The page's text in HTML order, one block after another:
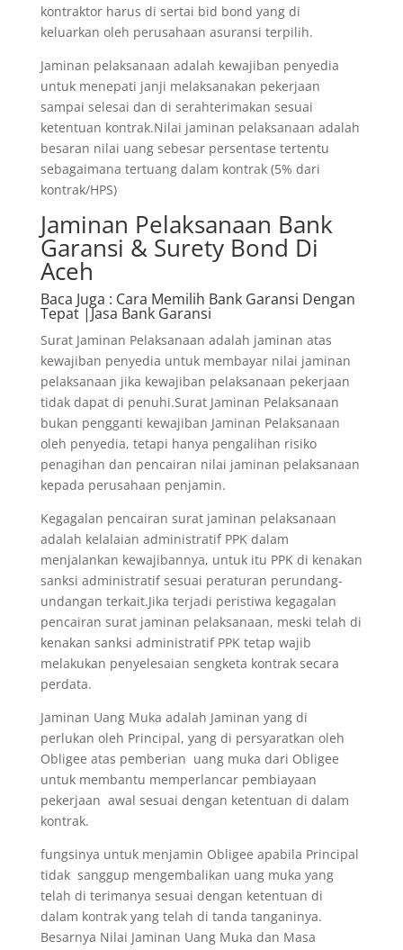
kontraktor harus di sertai bid bond yang di
keluarkan oleh perusahaan asuransi terpilih.
Jaminan pelaksanaan adalah kewajiban penyedia
untuk menepati janji melaksanakan pekerjaan
sampai selesai dan di serahterimakan sesuai
ketentuan kontrak.Nilai jaminan pelaksanaan adalah
besaran nilai uang sebesar persentase tertentu
sebagaimana tertuang dalam kontrak (5% dari
kontrak/HPS)
Jaminan Pelaksanaan Bank
Garansi & Surety Bond Di
Aceh
Baca Juga : Cara Memilih Bank Garansi Dengan
Tepat |Jasa Bank Garansi
Surat Jaminan Pelaksanaan adalah jaminan atas
kewajiban penyedia untuk membayar nilai jaminan
pelaksanaan jika kewajiban pelaksanaan pekerjaan
tidak dapat di penuhi.Surat Jaminan Pelaksanaan
bukan pengganti kewajiban Jaminan Pelaksanaan
oleh penyedia, tetapi hanya pengalihan risiko
penagihan dan pencairan nilai jaminan pelaksanaan
kepada perusahaan penjamin.
Kegagalan pencairan surat jaminan pelaksanaan
adalah kelalaian administratif PPK dalam
menjalankan kewajibannya, untuk itu PPK di kenakan
sanksi administratif sesuai peraturan perundang-
undangan terkait.Jika terjadi peristiwa kegagalan
pencairan surat jaminan pelaksanaan, meski telah di
kenakan sanksi administratif PPK tetap wajib
melakukan penyelesaian sengketa kontrak secara
perdata.
Jaminan Uang Muka adalah Jaminan yang di
perlukan oleh Principal, yang di persyaratkan oleh
Obligee atas pemberian uang muka dari Obligee
untuk membantu memperlancar pembiayaan
pekerjaan awal sesuai dengan ketentuan di dalam
kontrak.
fungsinya untuk menjamin Obligee apabila Principal
tidak sanggup mengembalikan uang muka yang
telah di terimanya sesuai dengan ketentuan di
dalam kontrak yang telah di tanda tanganinya.
Besarnya Nilai Jaminan Uang Muka dan Masa